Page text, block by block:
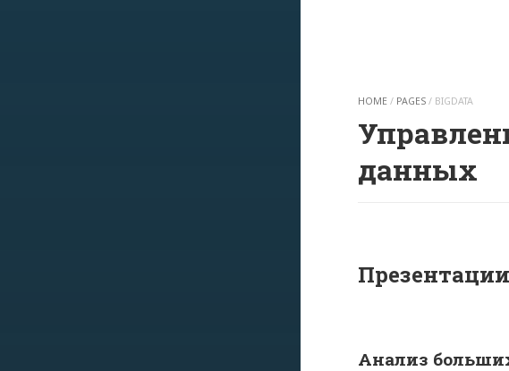
HOME / PAGES / BIGDATA
данных
Презентации
Анализ